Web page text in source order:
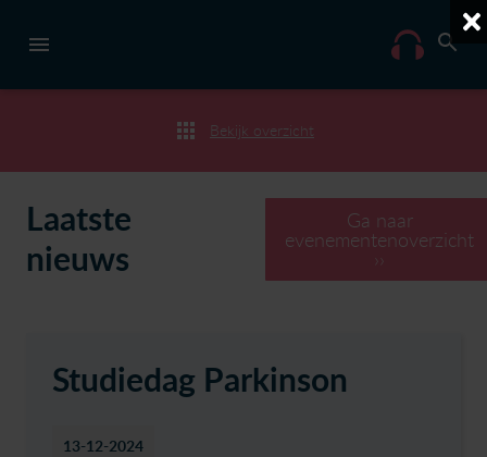
Bekijk overzicht
Laatste
nieuws
Ga naar
evenementenoverzicht
››
Studiedag Parkinson
13-12-2024